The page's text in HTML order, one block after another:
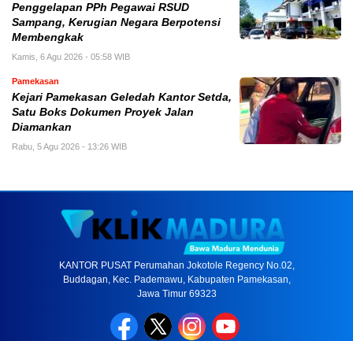
Penggelapan PPh Pegawai RSUD
Sampang, Kerugian Negara Berpotensi
Membengkak
Kamis, 6 Agu 2026 - 05:58 WIB
Pamekasan
Kejari Pamekasan Geledah Kantor Setda,
Satu Boks Dokumen Proyek Jalan
Diamankan
Rabu, 5 Agu 2026 - 13:26 WIB
KANTOR PUSAT Perumahan Jokotole Regency No.02,
Buddagan, Kec. Pademawu, Kabupaten Pamekasan,
Jawa Timur 69323